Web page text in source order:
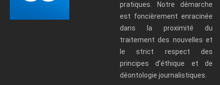
pratiques. Notre démarche
est foncièrement enracinée
dans la proximité du
traitement des nouvelles et
le strict respect des
principes d’éthique et de
déontologie journalistiques.